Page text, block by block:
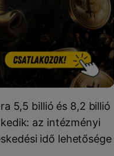
5,5 billió és 8,2 billió
az intézményi
idő lehetősége